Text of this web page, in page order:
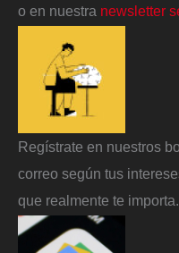
o en nuestra newsletter
Regístrate en nuestros
correo según tus
que realmente te importa.